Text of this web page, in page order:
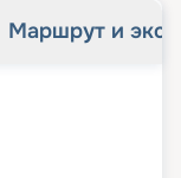
Маршрут и